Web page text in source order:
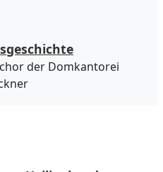
der Domkantorei